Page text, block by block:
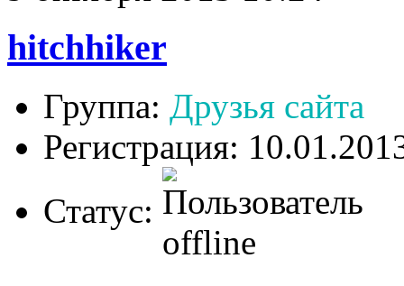
hitchhiker
Группа: Друзья сайта
Регистрация:
Статус: